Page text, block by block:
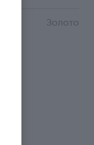
Золото